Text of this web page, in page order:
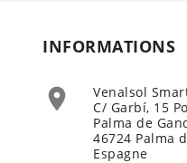
INFORMATIONS

Venalsol
C/ Garbí, 15
Palma de
46724 Palma
Espagne